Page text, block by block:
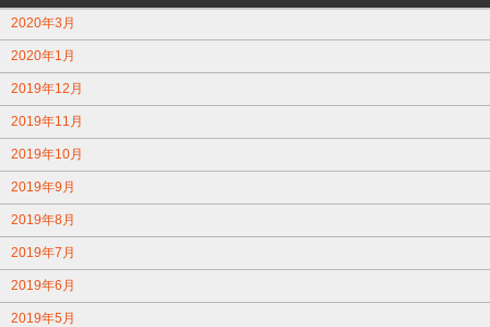
2020年3月
2020年1月
2019年12月
2019年11月
2019年10月
2019年9月
2019年8月
2019年7月
2019年6月
2019年5月